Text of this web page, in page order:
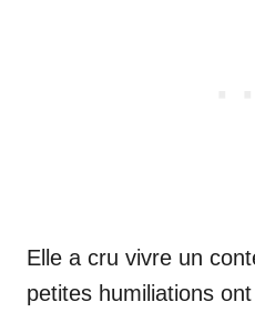
Elle a cru vivre un
petites humiliations